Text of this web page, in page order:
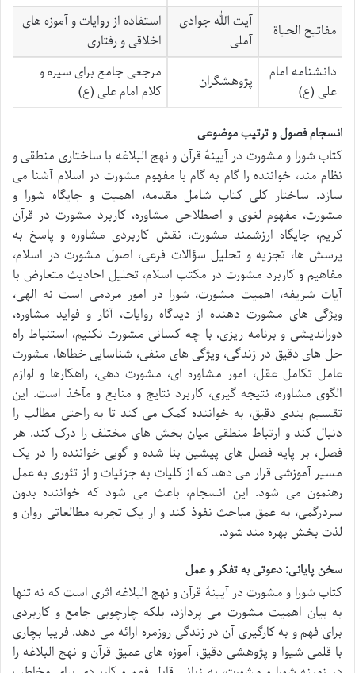
مفاتیح الحیاة
آیت الله جوادی
آملی
استفاده از روایات و آموزه های
اخلاقی و رفتاری
دانشنامه امام
علی (ع)
پژوهشگران
مرجعی جامع برای سیره و
کلام امام علی (ع)
انسجام فصول و ترتیب موضوعی
کتاب شورا و مشورت در آیینۀ قرآن و نهج البلاغه با ساختاری منطقی و
نظام مند، خواننده را گام به گام با مفهوم مشورت در اسلام آشنا می
سازد. ساختار کلی کتاب شامل مقدمه، اهمیت و جایگاه شورا و
مشورت، مفهوم لغوی و اصطلاحی مشاوره، کاربرد مشورت در قرآن
کریم، جایگاه ارزشمند مشورت، نقش کاربردی مشاوره و پاسخ به
پرسش ها، تجزیه و تحلیل سؤالات فرعی، اصول مشورت در اسلام،
مفاهیم و کاربرد مشورت در مکتب اسلام، تحلیل احادیث متعارض با
آیات شریفه، اهمیت مشورت، شورا در امور مردمی است نه الهی،
ویژگی های مشورت دهنده از دیدگاه روایات، آثار و فواید مشاوره،
دوراندیشی و برنامه ریزی، با چه کسانی مشورت نکنیم، استنباط راه
حل های دقیق در زندگی، ویژگی های منفی، شناسایی خطاها، مشورت
عامل تکامل عقل، امور مشاوره ای، مشورت دهی، راهکارها و لوازم
الگوی مشاوره، نتیجه گیری، کاربرد نتایج و منابع و مآخذ است. این
تقسیم بندی دقیق، به خواننده کمک می کند تا به راحتی مطالب را
دنبال کند و ارتباط منطقی میان بخش های مختلف را درک کند. هر
فصل، بر پایه فصل های پیشین بنا شده و گویی خواننده را در یک
مسیر آموزشی قرار می دهد که از کلیات به جزئیات و از تئوری به عمل
رهنمون می شود. این انسجام، باعث می شود که خواننده بدون
سردرگمی، به عمق مباحث نفوذ کند و از یک تجربه مطالعاتی روان و
لذت بخش بهره مند شود.
سخن پایانی: دعوتی به تفکر و عمل
کتاب شورا و مشورت در آیینۀ قرآن و نهج البلاغه اثری است که نه تنها
به بیان اهمیت مشورت می پردازد، بلکه چارچوبی جامع و کاربردی
برای فهم و به کارگیری آن در زندگی روزمره ارائه می دهد. فریبا بچاری
با قلمی شیوا و پژوهشی دقیق، آموزه های عمیق قرآن و نهج البلاغه را